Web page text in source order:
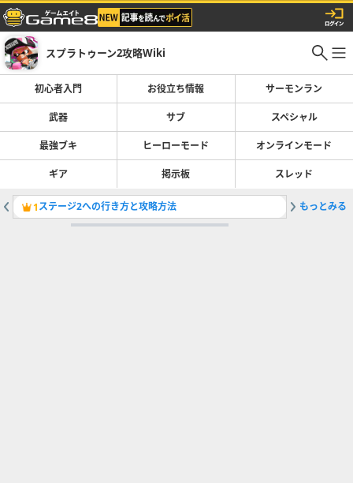
スプラトゥーン2攻略Wiki
初心者入門 お役立ち情報 サーモンラン
武器 サブ スペシャル
最強ブキ ヒーローモード オンラインモード
ギア 掲示板 スレッド
1ステージ2への行き方と攻略方法 2全ミス
もっとみる